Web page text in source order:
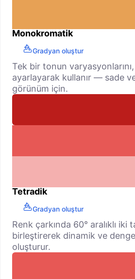
Monokromatik
Gradyan oluştur
Tek bir tonun varyasyonlarını,
ayarlayarak kullanır — sade
görünüm için.
Tetradik
Gradyan oluştur
Renk çarkında 60° aralıklı iki
birleştirerek dinamik ve
oluşturur.